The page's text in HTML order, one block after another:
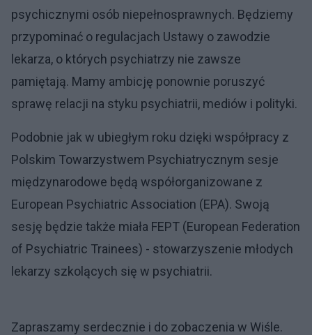
psychicznymi osób niepełnosprawnych. Będziemy
przypominać o regulacjach Ustawy o zawodzie
lekarza, o których psychiatrzy nie zawsze
pamiętają. Mamy ambicję ponownie poruszyć
sprawę relacji na styku psychiatrii, mediów i polityki.
Podobnie jak w ubiegłym roku dzięki współpracy z
Polskim Towarzystwem Psychiatrycznym sesje
międzynarodowe będą współorganizowane z
European Psychiatric Association (EPA). Swoją
sesję będzie także miała FEPT (European Federation
of Psychiatric Trainees) - stowarzyszenie młodych
lekarzy szkolących się w psychiatrii.
Zapraszamy serdecznie i do zobaczenia w Wiśle.